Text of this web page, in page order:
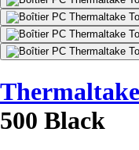
Thermaltake
500 Black